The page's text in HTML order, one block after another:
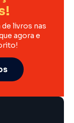
livros nas
agora e